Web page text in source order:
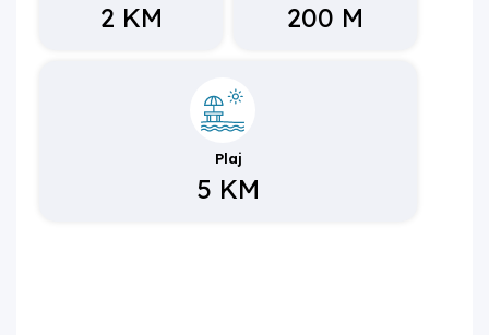
2 KM 200 M
Plaj
5 KM